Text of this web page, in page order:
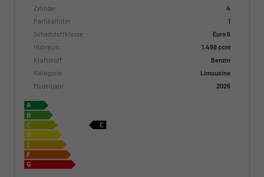
Zylinder
4
Partikelfilter
1
Schadstoffklasse
Euro 6
Hubraum
1.498 ccm
Kraftstoff
Benzin
Kategorie
Limousine
Modelljahr
2026